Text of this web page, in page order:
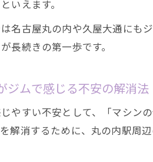
いえます。
名古屋丸の内や久屋大通にも
長続きの第一歩です。
ジムで感じる不安の解消法
やすい不安として、「マシン
解消するために、丸の内駅周